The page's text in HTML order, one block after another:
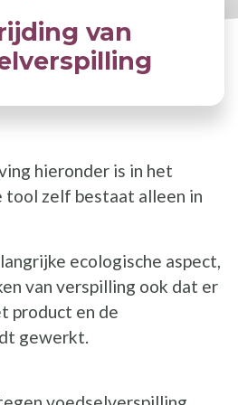
van
hieronder is in het
tool zelf bestaat alleen in
ecologische aspect,
van verspilling ook dat er
product en de
gewerkt.